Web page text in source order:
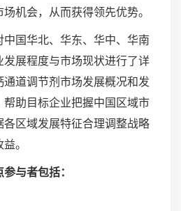
机会，从而获得领先优势。
国华北、华东、华中、华南
展程度与市场现状进行了详
道调节剂市场发展概况和发
助目标企业把握中国区域市
区域发展特征合理调整战略
。
与者包括：